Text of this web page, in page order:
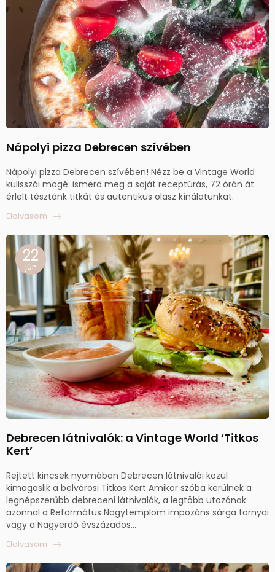
Nápolyi pizza Debrecen szívében
Nápolyi pizza Debrecen szívében! Nézz be a Vintage World
kulisszái mögé: ismerd meg a saját receptúrás, 72 órán át
érlelt tésztánk titkát és autentikus olasz kínálatunkat.
Elolvasom
22
jún
Debrecen látnivalók: a Vintage World ‘Titkos
Kert’
Rejtett kincsek nyomában Debrecen látnivalói közül
kimagaslik a belvárosi Titkos Kert Amikor szóba kerülnek a
legnépszerűbb debreceni látnivalók, a legtöbb utazónak
azonnal a Református Nagytemplom impozáns sárga tornyai
vagy a Nagyerdő évszázados...
Elolvasom